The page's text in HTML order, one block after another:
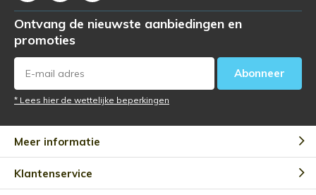
Ontvang de nieuwste aanbiedingen en
promoties
Abonneer
* Lees hier de wettelijke beperkingen
Meer informatie
Klantenservice